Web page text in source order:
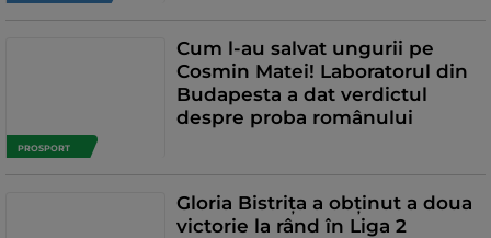
PROSPORT
Cum l-au salvat ungurii pe
Cosmin Matei! Laboratorul din
Budapesta a dat verdictul
despre proba românului
Gloria Bistrița a obținut a doua
victorie la rând în Liga 2